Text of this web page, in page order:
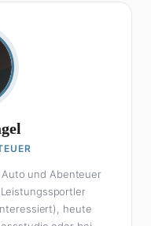
und Abenteuer
heute